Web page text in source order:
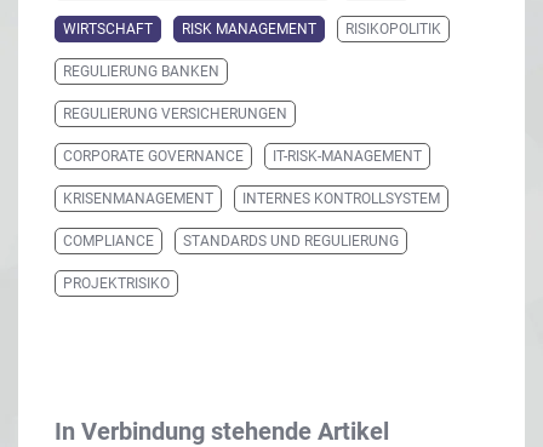
WIRTSCHAFT RISK MANAGEMENT RISIKOPOLITIK
REGULIERUNG BANKEN
REGULIERUNG VERSICHERUNGEN
CORPORATE GOVERNANCE IT-RISK-MANAGEMENT
KRISENMANAGEMENT INTERNES KONTROLLSYSTEM
COMPLIANCE STANDARDS UND REGULIERUNG
PROJEKTRISIKO
In Verbindung stehende Artikel